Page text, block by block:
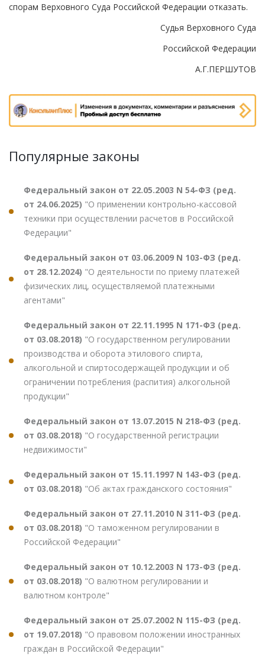
спорам Верховного Суда Российской Федерации отказать.
Судья Верховного Суда
Российской Федерации
А.Г.ПЕРШУТОВ
Популярные законы
Федеральный закон от 22.05.2003 N 54-ФЗ (ред.
от 24.06.2025) "О применении контрольно-кассовой
техники при осуществлении расчетов в Российской
Федерации"
Федеральный закон от 03.06.2009 N 103-ФЗ (ред.
от 28.12.2024) "О деятельности по приему платежей
физических лиц, осуществляемой платежными
агентами"
Федеральный закон от 22.11.1995 N 171-ФЗ (ред.
от 03.08.2018) "О государственном регулировании
производства и оборота этилового спирта,
алкогольной и спиртосодержащей продукции и об
ограничении потребления (распития) алкогольной
продукции"
Федеральный закон от 13.07.2015 N 218-ФЗ (ред.
от 03.08.2018) "О государственной регистрации
недвижимости"
Федеральный закон от 15.11.1997 N 143-ФЗ (ред.
от 03.08.2018) "Об актах гражданского состояния"
Федеральный закон от 27.11.2010 N 311-ФЗ (ред.
от 03.08.2018) "О таможенном регулировании в
Российской Федерации"
Федеральный закон от 10.12.2003 N 173-ФЗ (ред.
от 03.08.2018) "О валютном регулировании и
валютном контроле"
Федеральный закон от 25.07.2002 N 115-ФЗ (ред.
от 19.07.2018) "О правовом положении иностранных
граждан в Российской Федерации"